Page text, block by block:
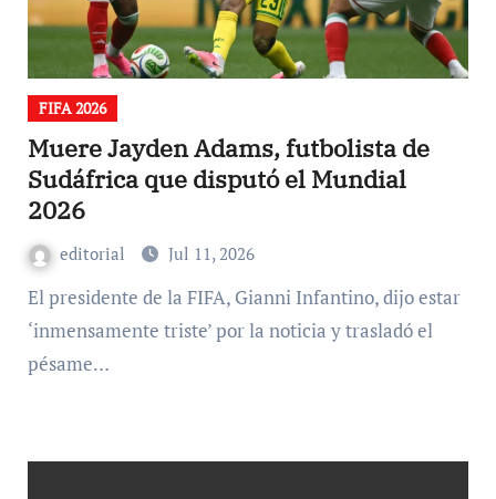
FIFA 2026
Muere Jayden Adams, futbolista de
Sudáfrica que disputó el Mundial
2026
editorial Jul 11, 2026
El presidente de la FIFA, Gianni Infantino, dijo estar
‘inmensamente triste’ por la noticia y trasladó el
pésame…